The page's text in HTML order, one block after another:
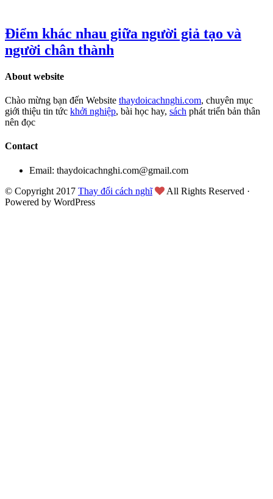
Điểm khác nhau giữa người giả tạo và
người chân thành
About website
Chào mừng bạn đến Website thaydoicachnghi.com, chuyên mục
giới thiệu tin tức khởi nghiệp, bài học hay, sách phát triển bản thân
nên đọc
Contact
Email: thaydoicachnghi.com@gmail.com
© Copyright 2017 Thay đổi cách nghĩ
All Rights Reserved ·
Powered by WordPress